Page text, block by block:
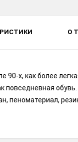
О
90-х, как более
повседневная обувь.
пеноматериал,